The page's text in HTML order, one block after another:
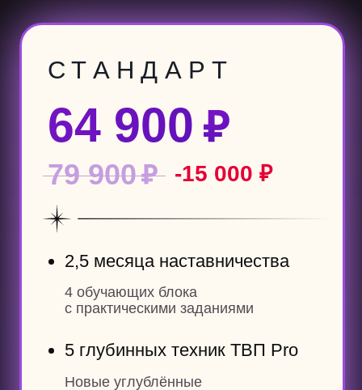
Сертификат Мастера ТВП
После сдачи экзамена.
Возможность сдать экзамен
международной
проф. организации коучей
Созвоны с менторами
с менторами
для проработки доп. заданий
Контроль выполнения
заданий нашей командой
Мощная мотивация, взаимопомощь,
сильное окружение
единомышленников
Личный кабинет
уроков из любой точки мира